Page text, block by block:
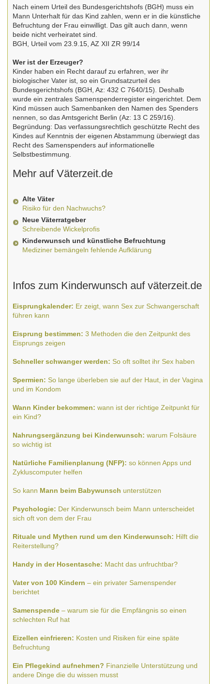
Nach einem Urteil des Bundesgerichtshofs (BGH) muss ein
Mann Unterhalt für das Kind zahlen, wenn er in die künstliche
Befruchtung der Frau einwilligt. Das gilt auch dann, wenn
beide nicht verheiratet sind.
BGH, Urteil vom 23.9.15, AZ XII ZR 99/14
Wer ist der Erzeuger?
Kinder haben ein Recht darauf zu erfahren, wer ihr
biologischer Vater ist, so ein Grundsatzurteil des
Bundesgerichtshofs (BGH, Az: 432 C 7640/15). Deshalb
wurde ein zentrales Samenspenderregister eingerichtet. Dem
Kind müssen auch Samenbanken den Namen des Spenders
nennen, so das Amtsgericht Berlin (Az: 13 C 259/16).
Begründung: Das verfassungsrechtlich geschützte Recht des
Kindes auf Kenntnis der eigenen Abstammung überwiegt das
Recht des Samenspenders auf informationelle
Selbstbestimmung.
Mehr auf Väterzeit.de
Alte Väter
Risiko für den Nachwuchs?
Neue Väterratgeber
Schreibende Wickelprofis
Kinderwunsch und künstliche Befruchtung
Mediziner bemängeln fehlende Aufklärung
Infos zum Kinderwunsch auf väterzeit.de
Eisprungkalender: Er zeigt, wann Sex zur Schwangerschaft
führen kann
Eisprung bestimmen: 3 Methoden die den Zeitpunkt des
Eisprungs zeigen
Schneller schwanger werden: So oft solltet ihr Sex haben
Spermien: So lange überleben sie auf der Haut, in der Vagina
und im Kondom
Wann Kinder bekommen: wann ist der richtige Zeitpunkt für
ein Kind?
Nahrungsergänzung bei Kinderwunsch: warum Folsäure
so wichtig ist
Natürliche Familienplanung (NFP): so können Apps und
Zykluscomputer helfen
So kann Mann beim Babywunsch unterstützen
Psychologie: Der Kinderwunsch beim Mann unterscheidet
sich oft von dem der Frau
Rituale und Mythen rund um den Kinderwunsch: Hilft die
Reiterstellung?
Handy in der Hosentasche: Macht das unfruchtbar?
Vater von 100 Kindern – ein privater Samenspender
berichtet
Samenspende – warum sie für die Empfängnis so einen
schlechten Ruf hat
Eizellen einfrieren: Kosten und Risiken für eine späte
Befruchtung
Ein Pflegekind aufnehmen? Finanzielle Unterstützung und
andere Dinge die du wissen musst